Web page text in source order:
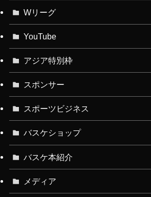
Wリーグ
YouTube
アジア特別枠
スポンサー
スポーツビジネス
バスケショップ
バスケ本紹介
メディア